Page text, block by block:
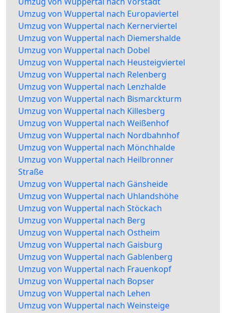
Umzug von Wuppertal nach Europaviertel
Umzug von Wuppertal nach Kernerviertel
Umzug von Wuppertal nach Diemershalde
Umzug von Wuppertal nach Dobel
Umzug von Wuppertal nach Heusteigviertel
Umzug von Wuppertal nach Relenberg
Umzug von Wuppertal nach Lenzhalde
Umzug von Wuppertal nach Bismarckturm
Umzug von Wuppertal nach Killesberg
Umzug von Wuppertal nach Weißenhof
Umzug von Wuppertal nach Nordbahnhof
Umzug von Wuppertal nach Mönchhalde
Umzug von Wuppertal nach Heilbronner
Straße
Umzug von Wuppertal nach Gänsheide
Umzug von Wuppertal nach Uhlandshöhe
Umzug von Wuppertal nach Stöckach
Umzug von Wuppertal nach Berg
Umzug von Wuppertal nach Ostheim
Umzug von Wuppertal nach Gaisburg
Umzug von Wuppertal nach Gablenberg
Umzug von Wuppertal nach Frauenkopf
Umzug von Wuppertal nach Bopser
Umzug von Wuppertal nach Lehen
Umzug von Wuppertal nach Weinsteige